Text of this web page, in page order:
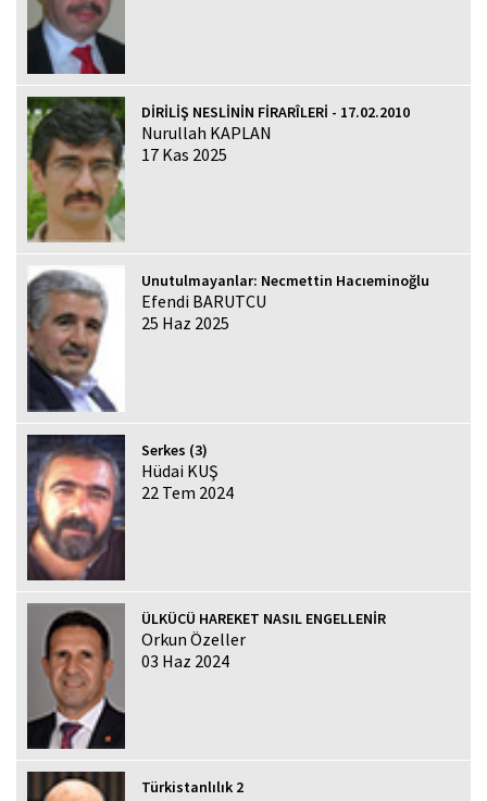
DİRİLİŞ NESLİNİN FİRARÎLERİ - 17.02.2010
Nurullah KAPLAN
17 Kas 2025
Unutulmayanlar: Necmettin Hacıeminoğlu
Efendi BARUTCU
25 Haz 2025
Serkes (3)
Hüdai KUŞ
22 Tem 2024
ÜLKÜCÜ HAREKET NASIL ENGELLENİR
Orkun Özeller
03 Haz 2024
Türkistanlılık 2